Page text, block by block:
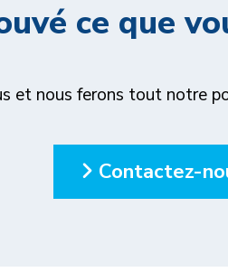
ce que
et nous ferons tout notre
Contactez-